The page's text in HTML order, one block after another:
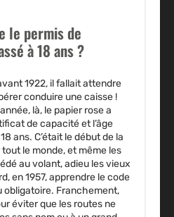
le permis de
à 18 ans ?
1922, il fallait attendre
conduire une caisse !
là, le papier rose a
de capacité et l’âge
ans. C’était le début de la
le monde, et même les
au volant, adieu les vieux
en 1957, apprendre le code
obligatoire. Franchement,
éviter que les routes ne